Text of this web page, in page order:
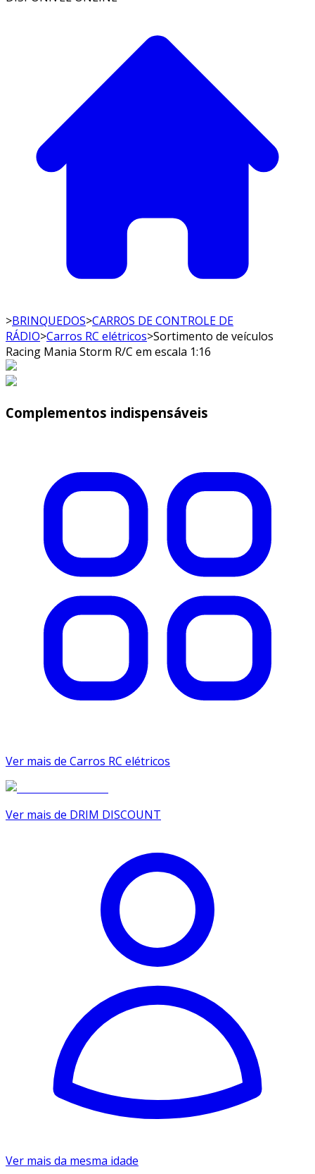
>BRINQUEDOS>CARROS DE CONTROLE DE
RÁDIO>Carros RC elétricos>Sortimento de veículos
Racing Mania Storm R/C em escala 1:16
Complementos indispensáveis
Ver mais de Carros RC elétricos
Ver mais de DRIM DISCOUNT
Ver mais da mesma idade